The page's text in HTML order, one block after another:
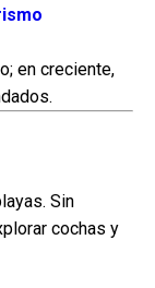
en creciente,
Sin
cochas y